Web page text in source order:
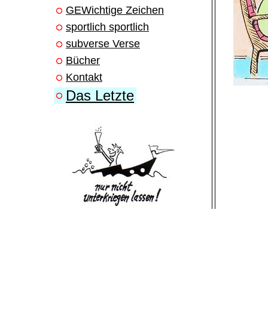
GEWichtige Zeichen
sportlich sportlich
subverse Verse
Bücher
Kontakt
Das Letzte